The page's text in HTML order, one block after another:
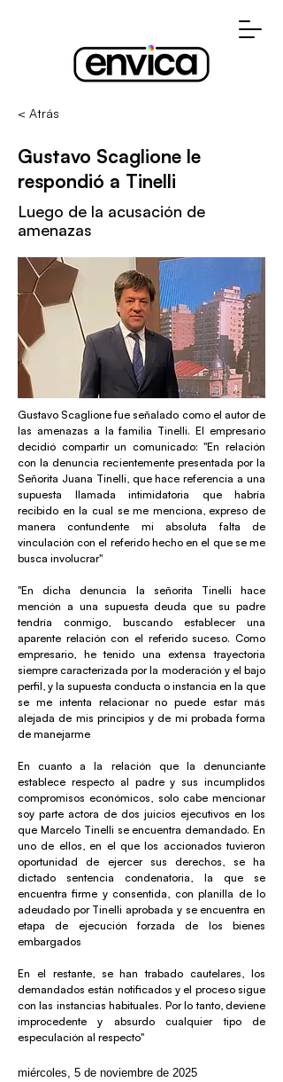
< Atrás
Gustavo Scaglione le
respondió a Tinelli
Luego de la acusación de
amenazas
Gustavo Scaglione fue señalado como el autor de
las amenazas a la familia Tinelli. El empresario
decidió compartir un comunicado: "En relación
con la denuncia recientemente presentada por la
Señorita Juana Tinelli, que hace referencia a una
supuesta llamada intimidatoria que habría
recibido en la cual se me menciona, expreso de
manera contundente mi absoluta falta de
vinculación con el referido hecho en el que se me
busca involucrar"
"En dicha denuncia la señorita Tinelli hace
mención a una supuesta deuda que su padre
tendría conmigo, buscando establecer una
aparente relación con el referido suceso. Como
empresario, he tenido una extensa trayectoria
siempre caracterizada por la moderación y el bajo
perfil, y la supuesta conducta o instancia en la que
se me intenta relacionar no puede estar más
alejada de mis principios y de mi probada forma
de manejarme
En cuanto a la relación que la denunciante
establece respecto al padre y sus incumplidos
compromisos económicos, solo cabe mencionar
soy parte actora de dos juicios ejecutivos en los
que Marcelo Tinelli se encuentra demandado. En
uno de ellos, en el que los accionados tuvieron
oportunidad de ejercer sus derechos, se ha
dictado sentencia condenatoria, la que se
encuentra firme y consentida, con planilla de lo
adeudado por Tinelli aprobada y se encuentra en
etapa de ejecución forzada de los bienes
embargados
En el restante, se han trabado cautelares, los
demandados están notificados y el proceso sigue
con las instancias habituales. Por lo tanto, deviene
improcedente y absurdo cualquier tipo de
especulación al respecto"
miércoles, 5 de noviembre de 2025